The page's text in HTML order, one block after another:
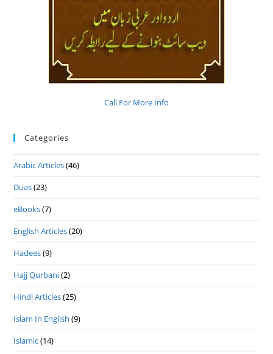
Call For More Info
Categories
Arabic Articles(46)
Duas(23)
eBooks(7)
English Articles(20)
Hadees(9)
Hajj Qurbani(2)
Hindi Articles(25)
Islam In English (9)
Islamic(14)